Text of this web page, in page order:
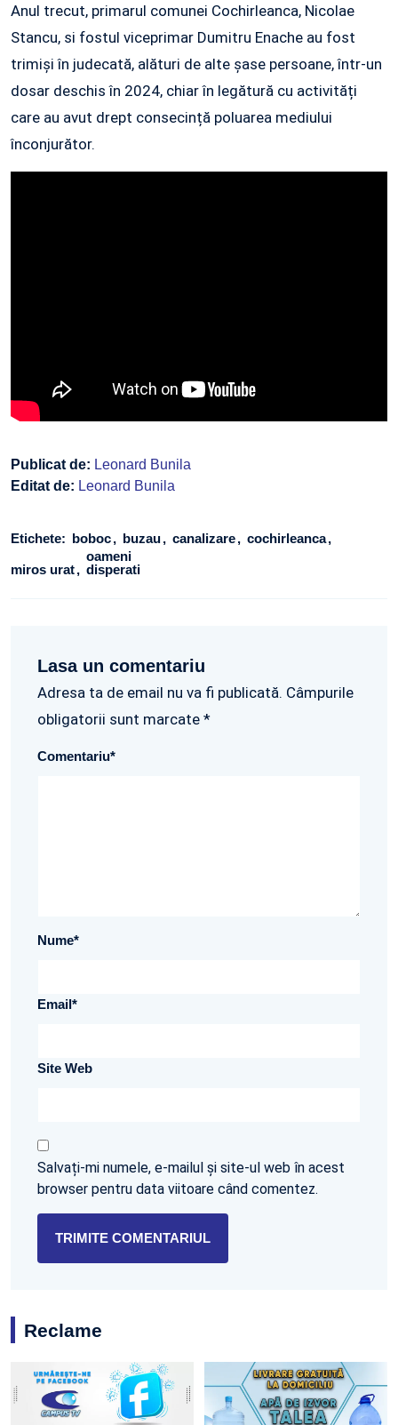
Anul trecut, primarul comunei Cochirleanca, Nicolae
Stancu, si fostul viceprimar Dumitru Enache au fost
trimiși în judecată, alături de alte șase persoane, într-un
dosar deschis în 2024, chiar în legătură cu activități
care au avut drept consecință poluarea mediului
înconjurător.
Publicat de: Leonard Bunila
Editat de: Leonard Bunila
Etichete: boboc buzau canalizare cochirleanca
miros urat
oameni
disperati
Lasa un comentariu
Adresa ta de email nu va fi publicată. Câmpurile
obligatorii sunt marcate *
Comentariu*
Nume*
Email*
Site Web
Salvați-mi numele, e-mailul și site-ul web în acest
browser pentru data viitoare când comentez.
Reclame